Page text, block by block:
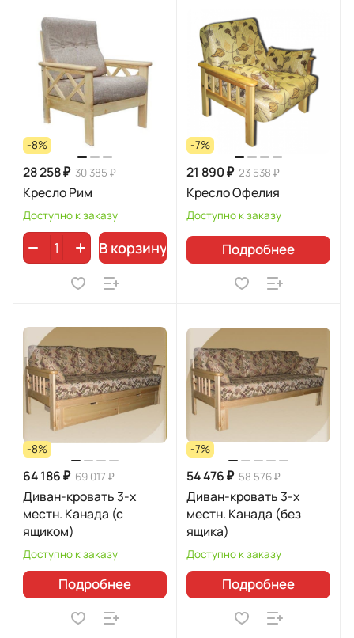
-8%
28 258 ₽ 30 385 ₽
Кресло Рим
Доступно к заказу
В корзину
-7%
21 890 ₽ 23 538 ₽
Кресло Офелия
Доступно к заказу
Подробнее
-8%
64 186 ₽ 69 017 ₽
Диван-кровать 3-х
местн. Канада (с
ящиком)
Доступно к заказу
Подробнее
-7%
54 476 ₽ 58 576 ₽
Диван-кровать 3-х
местн. Канада (без
ящика)
Доступно к заказу
Подробнее